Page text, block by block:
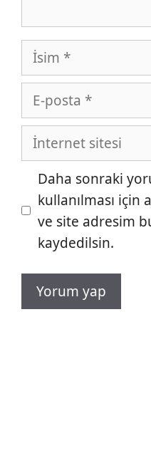
İsim
posta
İnternet
sitesi
Daha sonraki
kullanılması için
ve site adresim
kaydedilsin.